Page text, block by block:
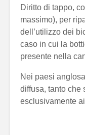
Diritto di tappo,
massimo), per
dell’utilizzo dei
caso in cui la
presente nella
Nei paesi
diffusa, tanto che
esclusivamente ai